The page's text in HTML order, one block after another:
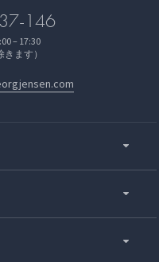
146
– 17:30
きます）